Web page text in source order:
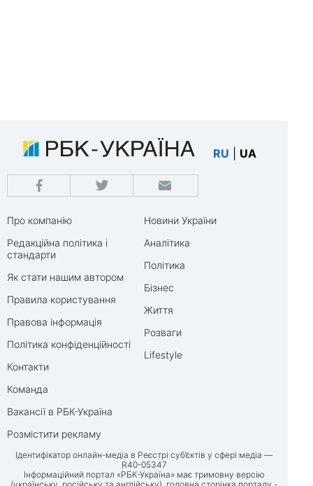
RU UA
Про компанію
Редакційна політика і
стандарти
Як стати нашим автором
Правила користування
Правова інформація
Політика конфіденційності
Контакти
Команда
Вакансії в РБК-Україна
Розмістити рекламу
Новини України
Аналітика
Політика
Бізнес
Життя
Розваги
Lifestyle
Ідентифікатор онлайн-медіа в Реєстрі суб’єктів у сфері медіа —
R40-05347
Інформаційний портал «РБК-Україна» має тримовну версію